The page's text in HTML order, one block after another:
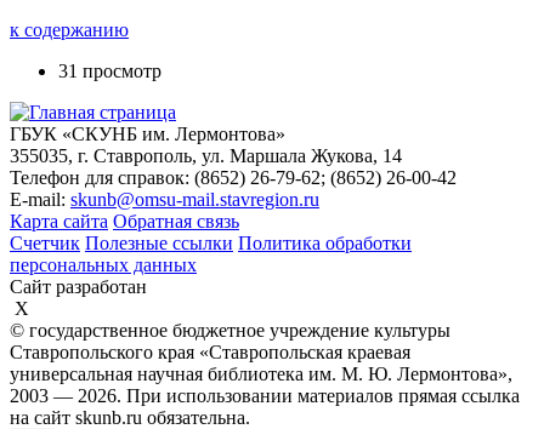
к содержанию
31 просмотр
ГБУК «СКУНБ им. Лермонтова»
355035, г. Ставрополь, ул. Маршала Жукова, 14
Телефон для справок: (8652) 26-79-62; (8652) 26-00-42
E-mail: skunb@omsu-mail.stavregion.ru
Карта сайта Обратная связь
Счетчик Полезные ссылки Политика обработки
персональных данных
Сайт разработан
X
© государственное бюджетное учреждение культуры
Ставропольского края «Ставропольская краевая
универсальная научная библиотека им. М. Ю. Лермонтова»,
2003 — 2026. При использовании материалов прямая ссылка
на сайт skunb.ru обязательна.